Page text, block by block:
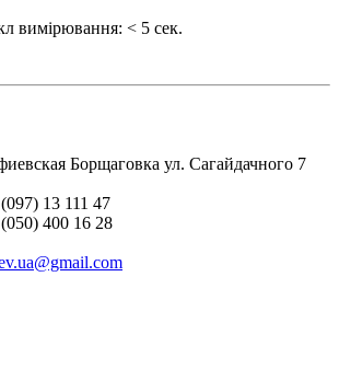
вимірювання: < 5 сек.
Борщаговка ул. Сагайдачного 7
13 111 47
400 16 28